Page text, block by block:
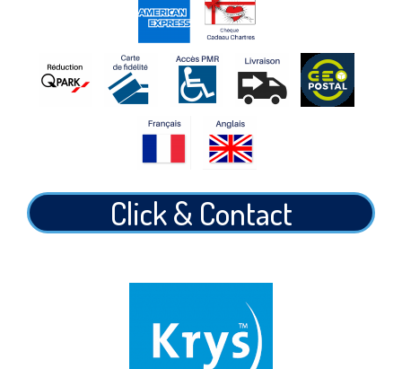
Click & Contact